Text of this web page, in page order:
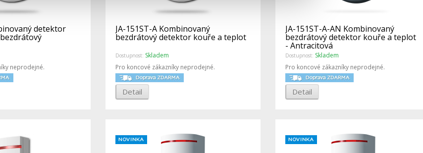
detektor
neprodejné.
JA-151ST-A Kombinovaný
bezdrátový detektor kouře a teplot
Dostupnost: Skladem
Pro koncové zákazníky neprodejné.
Detail
JA-151ST-A-AN Kombinovaný
bezdrátový detektor kouře a teplot
- Antracitová
Dostupnost: Skladem
Pro koncové zákazníky neprodejné.
Detail